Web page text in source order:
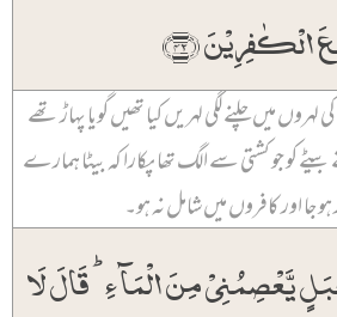
﴿۴۲﴾
میں چلنے لگی لہریں کیا تھیں گویا پہاڑ تھے
کو جو کشتی سے الگ تھا پکارا کہ بیٹا ہمارے
جا اور کافروں میں شامل نہ ہو۔
یَّعۡصِمُنِیۡ مِنَ الۡمَآءِ ؕ قَالَ لَا